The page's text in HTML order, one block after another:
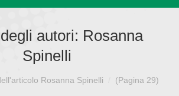
E VANTAGGI
autori: Rosanna
Spinelli
Rosanna Spinelli (Pagina 29)